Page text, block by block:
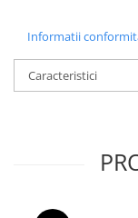
Informatii
Caracteristici